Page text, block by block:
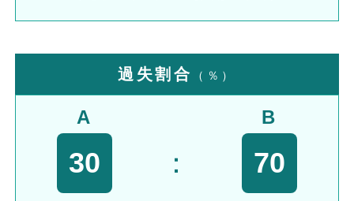
過失割合 （％）
A
30 ：
B
70